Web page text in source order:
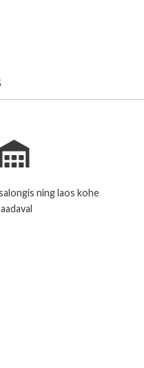
ning laos kohe